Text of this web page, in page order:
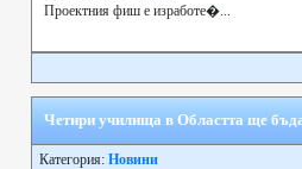
Проектния фиш е изработе�...
Четири училища в Областта ще
Категория: Новини